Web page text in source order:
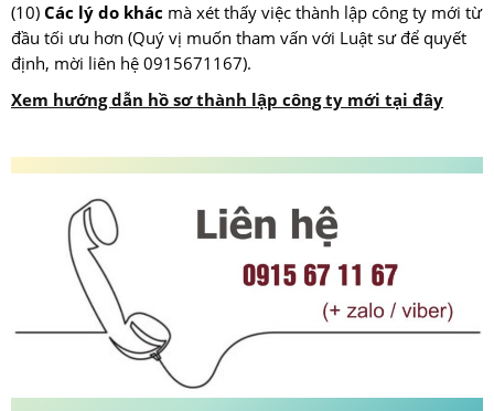
(10)Các lý do khác mà xét thấy việc thành lập công ty mới từ
đầu tối ưu hơn (Quý vị muốn tham vấn với Luật sư để quyết
định, mời liên hệ 0915671167).
Xem hướng dẫn hồ sơ thành lập công ty mới tại đây